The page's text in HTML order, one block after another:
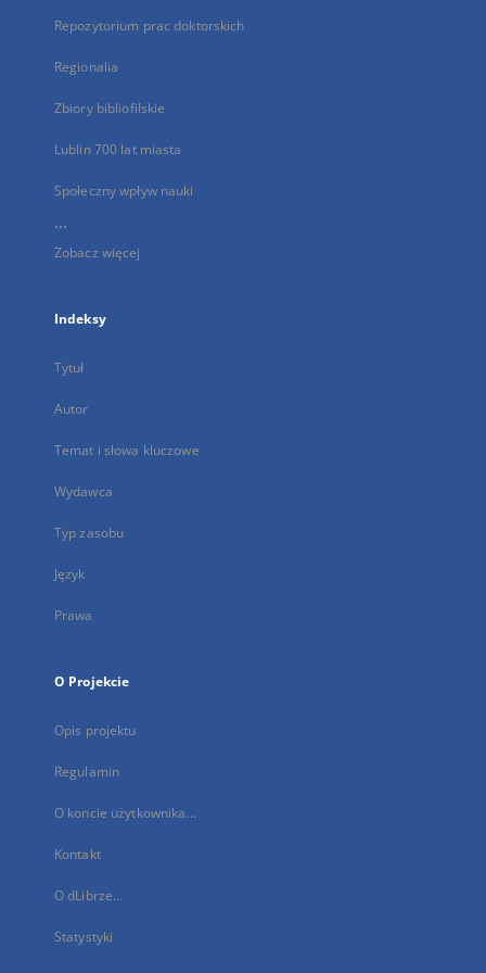
Repozytorium prac doktorskich
Regionalia
Zbiory bibliofilskie
Lublin 700 lat miasta
Społeczny wpływ nauki
...
Zobacz więcej
Indeksy
Tytuł
Autor
Temat i słowa kluczowe
Wydawca
Typ zasobu
Język
Prawa
O Projekcie
Opis projektu
Regulamin
O koncie użytkownika...
Kontakt
O dLibrze...
Statystyki